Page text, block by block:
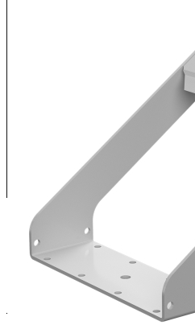
Valonheitinkiinnike ilman
Soveltuu XENRE-valaisimille
Asennetaan kiinteästi
Portaaton valaisimen